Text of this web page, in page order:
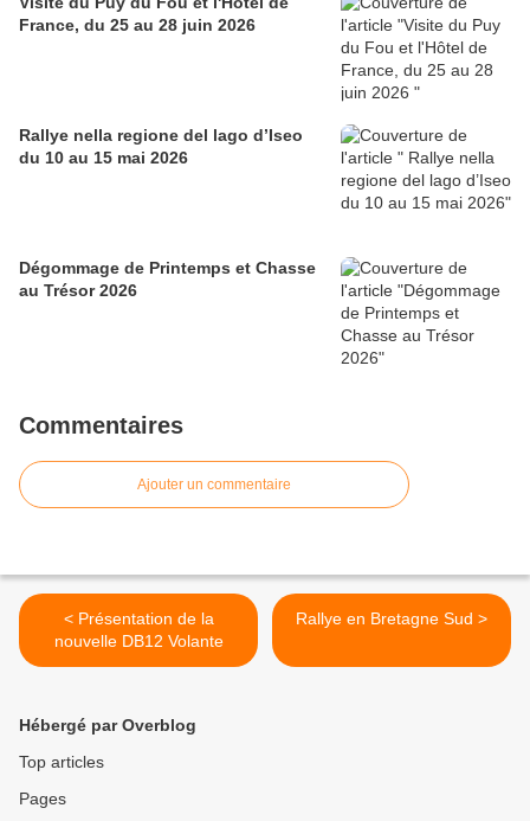
France, du 25 au 28 juin 2026
Rallye nella regione del lago d’Iseo
du 10 au 15 mai 2026
Dégommage de Printemps et Chasse
au Trésor 2026
Commentaires
Ajouter un commentaire
< Présentation de la
nouvelle DB12 Volante
Rallye en Bretagne Sud >
Hébergé par Overblog
Top articles
Pages